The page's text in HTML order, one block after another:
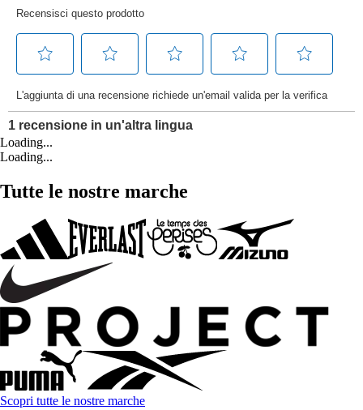
Loading...
Loading...
Tutte le nostre marche
Scopri tutte le nostre marche